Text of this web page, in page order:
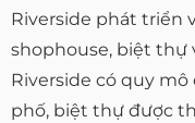
Riverside phát triển
shophouse, biệt thự
Riverside có quy mô
phố, biệt thự được